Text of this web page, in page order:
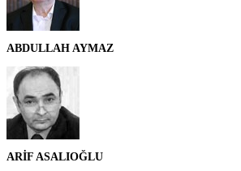
ABDULLAH AYMAZ
ARİF ASALIOĞLU